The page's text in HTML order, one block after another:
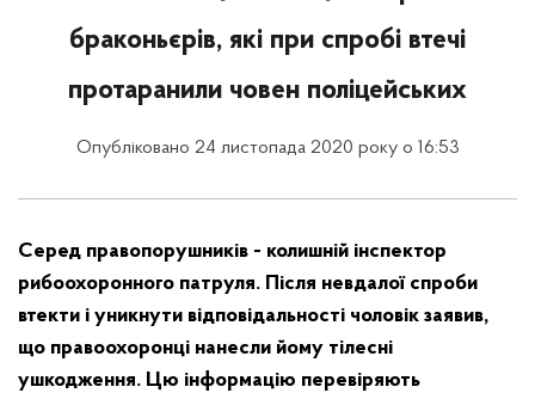
браконьєрів, які при спробі втечі
протаранили човен поліцейських
Опубліковано 24 листопада 2020 року о 16:53
Серед правопорушників - колишній інспектор
рибоохоронного патруля. Після невдалої спроби
втекти і уникнути відповідальності чоловік заявив,
що правоохоронці нанесли йому тілесні
ушкодження. Цю інформацію перевіряють